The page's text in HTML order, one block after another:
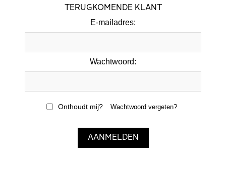
TERUGKOMENDE KLANT
E-mailadres:
Wachtwoord:
Onthoudt mij? Wachtwoord vergeten?